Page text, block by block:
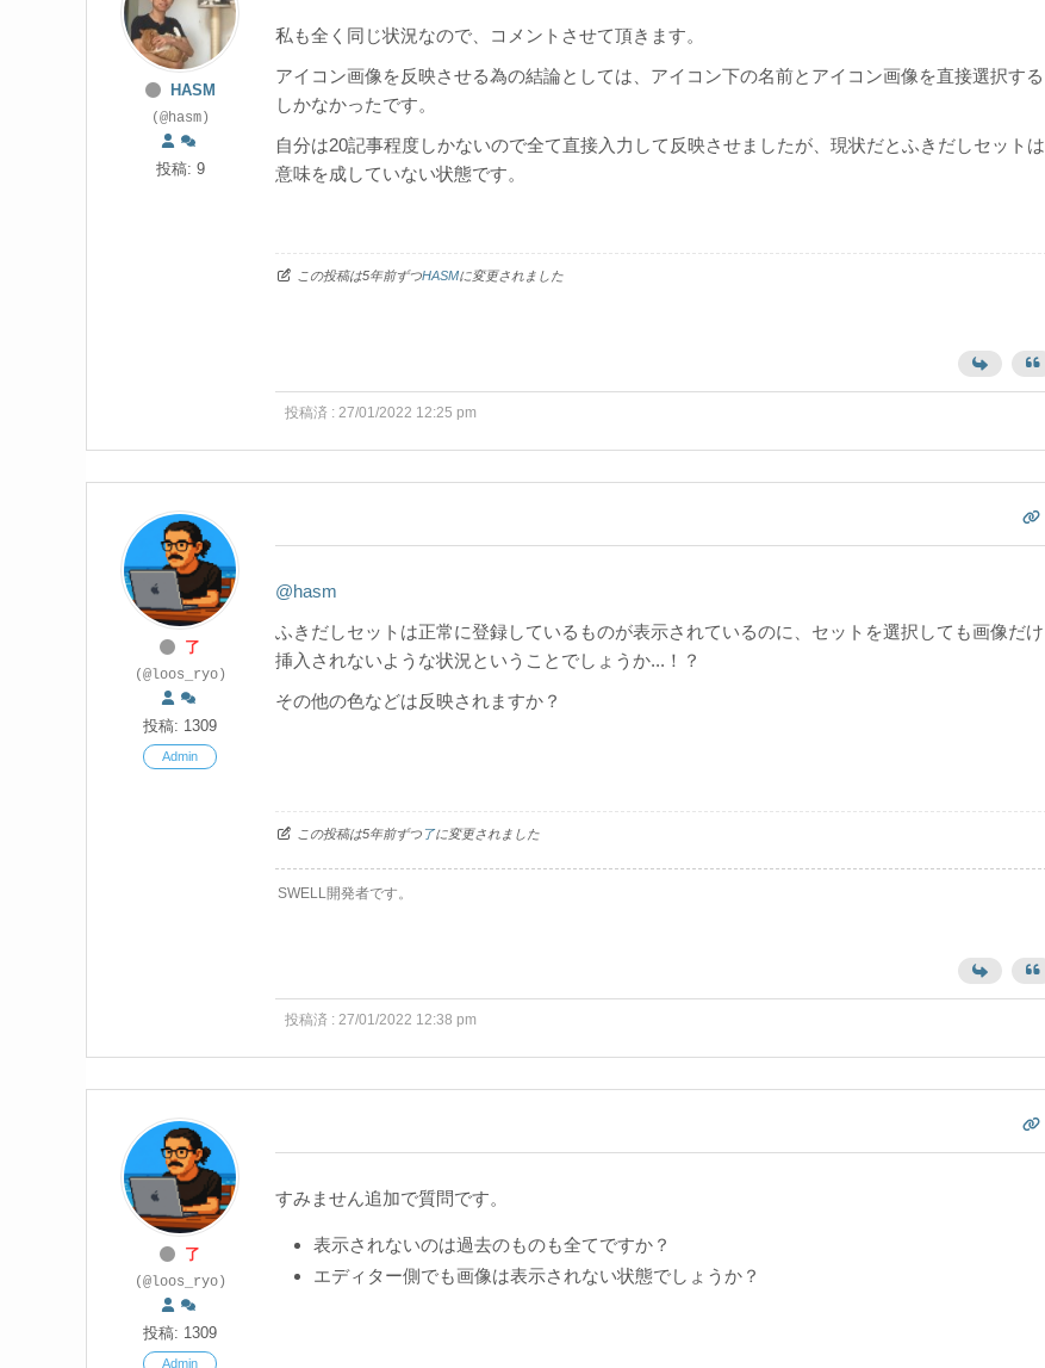
HASM
(@hasm)
投稿: 9
私も全く同じ状況なので、コメントさせて頂きます。
アイコン画像を反映させる為の結論としては、アイコン下の名前とアイコン画像を直接選択する
しかなかったです。
自分は20記事程度しかないので全て直接入力して反映させましたが、現状だとふきだしセットは
意味を成していない状態です。
この投稿は5年前ずつHASMに変更されました
投稿済 : 27/01/2022 12:25 pm
了
(@loos_ryo)
投稿: 1309
Admin
@hasm
ふきだしセットは正常に登録しているものが表示されているのに、セットを選択しても画像だけ
挿入されないような状況ということでしょうか...！？
その他の色などは反映されますか？
この投稿は5年前ずつ 了に変更されました
SWELL開発者です。
投稿済 : 27/01/2022 12:38 pm
了
(@loos_ryo)
投稿: 1309
Admin
すみません追加で質問です。
表示されないのは過去のものも全てですか？
エディター側でも画像は表示されない状態でしょうか？